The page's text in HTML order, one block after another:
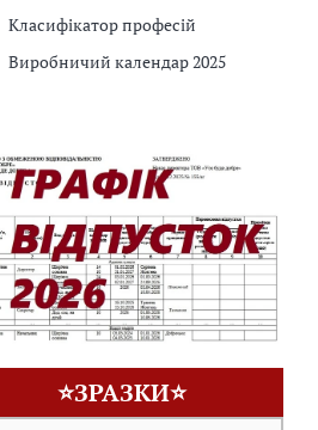
Класифікатор професій
Виробничий календар 2025
⭐ЗРАЗКИ⭐